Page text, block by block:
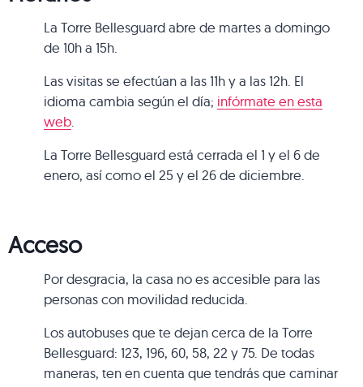
La Torre Bellesguard abre de martes a domingo
de 10h a 15h.
Las visitas se efectúan a las 11h y a las 12h. El
idioma cambia según el día; infórmate en esta
web
La Torre Bellesguard está cerrada el 1 y el 6 de
enero, así como el 25 y el 26 de diciembre.
Acceso
Por desgracia, la casa no es accesible para las
personas con movilidad reducida.
Los autobuses que te dejan cerca de la Torre
Bellesguard: 123, 196, 60, 58, 22 y 75. De todas
maneras, ten en cuenta que tendrás que caminar